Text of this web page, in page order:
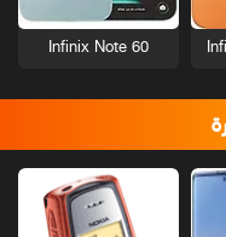
Infinix Note 60